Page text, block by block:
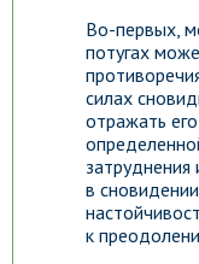
Во-первых,
потугах
силах
отражать
затруднения
в
к